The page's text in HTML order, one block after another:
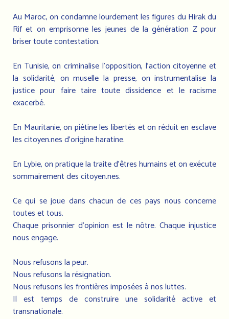
Au Maroc, on condamne lourdement les figures du Hirak du
Rif et on emprisonne les jeunes de la génération Z pour
briser toute contestation.
En Tunisie, on criminalise l’opposition, l’action citoyenne et
la solidarité, on muselle la presse, on instrumentalise la
justice pour faire taire toute dissidence et le racisme
exacerbé.
En Mauritanie, on piétine les libertés et on réduit en esclave
les citoyen.nes d’origine haratine.
En Lybie, on pratique la traite d’êtres humains et on exécute
sommairement des citoyen.nes.
Ce qui se joue dans chacun de ces pays nous concerne
toutes et tous.
Chaque prisonnier d’opinion est le nôtre. Chaque injustice
nous engage.
Nous refusons la peur.
Nous refusons la résignation.
Nous refusons les frontières imposées à nos luttes.
Il est temps de construire une solidarité active et
transnationale.